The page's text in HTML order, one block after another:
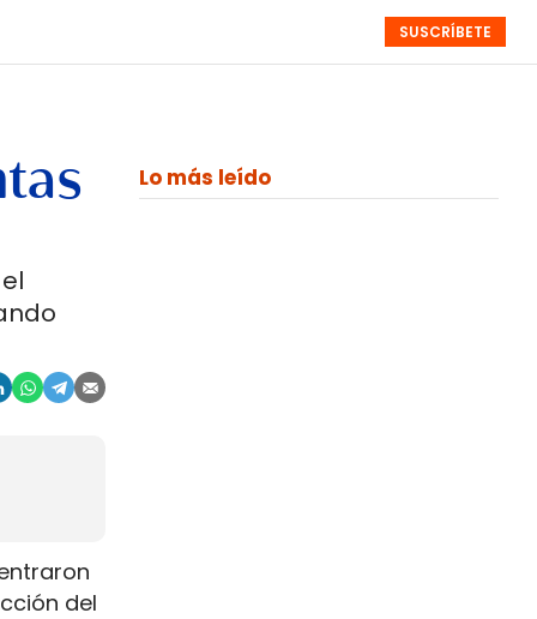
SEMANALES
MONOGRÁFICOS EVENTOS
SUSCRÍBETE
del
Lo más leído